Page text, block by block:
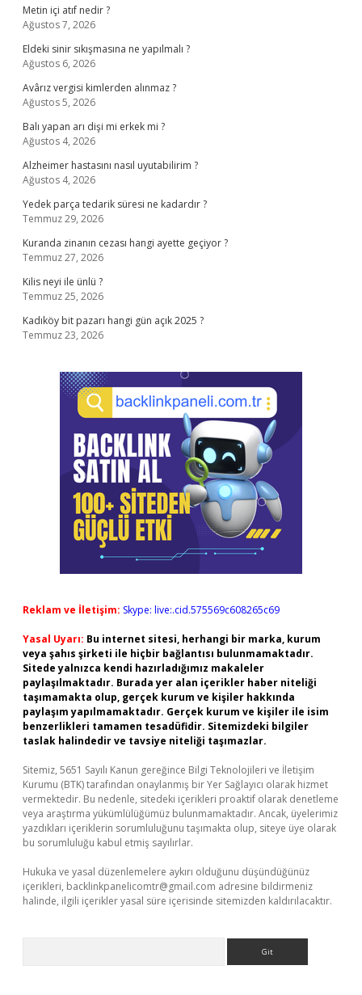
Metin içi atıf nedir ?
Ağustos 7, 2026
Eldeki sinir sıkışmasına ne yapılmalı ?
Ağustos 6, 2026
Avârız vergisi kimlerden alınmaz ?
Ağustos 5, 2026
Balı yapan arı dişi mi erkek mi ?
Ağustos 4, 2026
Alzheimer hastasını nasıl uyutabilirim ?
Ağustos 4, 2026
Yedek parça tedarik süresi ne kadardır ?
Temmuz 29, 2026
Kuranda zinanın cezası hangi ayette geçiyor ?
Temmuz 27, 2026
Kilis neyi ile ünlü ?
Temmuz 25, 2026
Kadıköy bit pazarı hangi gün açık 2025 ?
Temmuz 23, 2026
Reklam ve İletişim: Skype: live:.cid.575569c608265c69
Yasal Uyarı: Bu internet sitesi, herhangi bir marka, kurum
veya şahıs şirketi ile hiçbir bağlantısı bulunmamaktadır.
Sitede yalnızca kendi hazırladığımız makaleler
paylaşılmaktadır. Burada yer alan içerikler haber niteliği
taşımamakta olup, gerçek kurum ve kişiler hakkında
paylaşım yapılmamaktadır. Gerçek kurum ve kişiler ile isim
benzerlikleri tamamen tesadüfidir. Sitemizdeki bilgiler
taslak halindedir ve tavsiye niteliği taşımazlar.
Sitemiz, 5651 Sayılı Kanun gereğince Bilgi Teknolojileri ve İletişim
Kurumu (BTK) tarafından onaylanmış bir Yer Sağlayıcı olarak hizmet
vermektedir. Bu nedenle, sitedeki içerikleri proaktif olarak denetleme
veya araştırma yükümlülüğümüz bulunmamaktadır. Ancak, üyelerimiz
yazdıkları içeriklerin sorumluluğunu taşımakta olup, siteye üye olarak
bu sorumluluğu kabul etmiş sayılırlar.
Hukuka ve yasal düzenlemelere aykırı olduğunu düşündüğünüz
içerikleri, backlinkpanelicomtr@gmail.com adresine bildirmeniz
halinde, ilgili içerikler yasal süre içerisinde sitemizden kaldırılacaktır.